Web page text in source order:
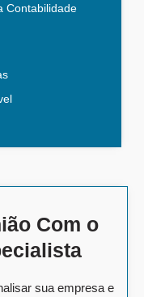
Contabilidade
Com o
sua empresa e